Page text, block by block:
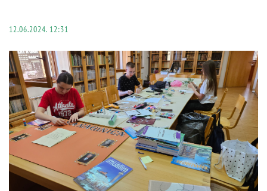
12.06.2024. 12:31